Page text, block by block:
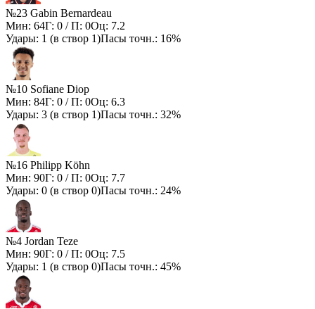
№23 Gabin Bernardeau
Мин: 64Г: 0 / П: 0Оц: 7.2
Удары: 1 (в створ 1)Пасы точн.: 16%
№10 Sofiane Diop
Мин: 84Г: 0 / П: 0Оц: 6.3
Удары: 3 (в створ 1)Пасы точн.: 32%
№16 Philipp Köhn
Мин: 90Г: 0 / П: 0Оц: 7.7
Удары: 0 (в створ 0)Пасы точн.: 24%
№4 Jordan Teze
Мин: 90Г: 0 / П: 0Оц: 7.5
Удары: 1 (в створ 0)Пасы точн.: 45%